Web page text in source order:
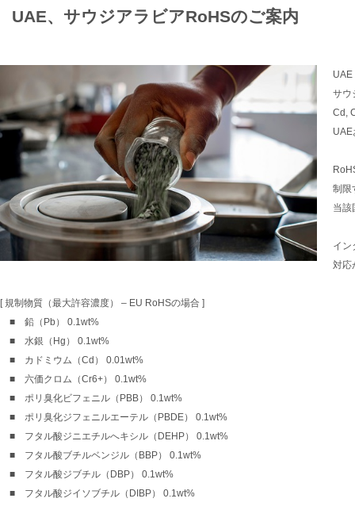
UAE、サウジアラビアRoHSのご案内
サウ
Cd,
制限
当該
イン
対応
[ 規制物質（最大許容濃度） – EU RoHSの場合 ]
■ 鉛（Pb） 0.1wt%
■ 水銀（Hg） 0.1wt%
■ カドミウム（Cd） 0.01wt%
■ 六価クロム（Cr6+） 0.1wt%
■ ポリ臭化ビフェニル（PBB） 0.1wt%
■ ポリ臭化ジフェニルエーテル（PBDE） 0.1wt%
■ フタル酸ジニエチルへキシル（DEHP） 0.1wt%
■ フタル酸ブチルベンジル（BBP） 0.1wt%
■ フタル酸ジブチル（DBP） 0.1wt%
■ フタル酸ジイソブチル（DIBP） 0.1wt%